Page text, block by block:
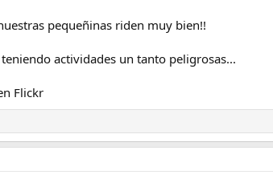
pequeñinas riden muy bien!!
actividades un tanto peligrosas...
Flickr